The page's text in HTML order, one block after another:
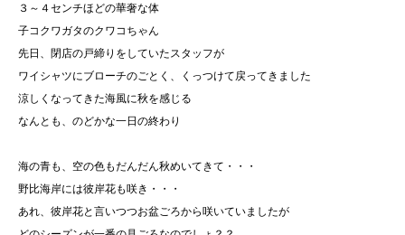
３～４センチほどの華奢な体
子コクワガタのクワコちゃん
先日、閉店の戸締りをしていたスタッフが
ワイシャツにブローチのごとく、くっつけて戻ってきました
涼しくなってきた海風に秋を感じる
なんとも、のどかな一日の終わり
海の青も、空の色もだんだん秋めいてきて・・・
野比海岸には彼岸花も咲き・・・
あれ、彼岸花と言いつつお盆ごろから咲いていましたが